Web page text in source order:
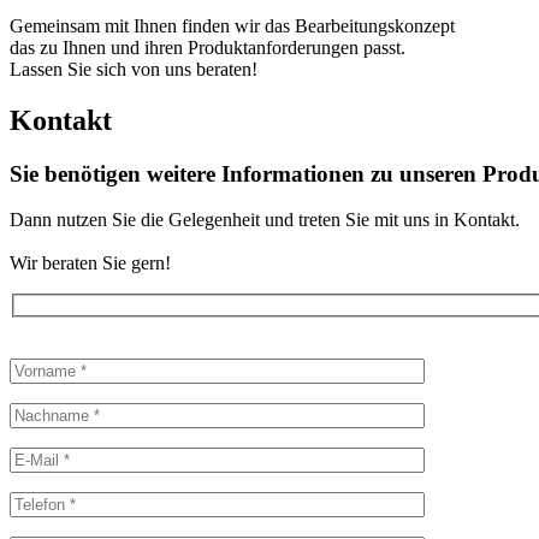
Gemeinsam mit Ihnen finden wir das Bearbeitungskonzept
das zu Ihnen und ihren Produktanforderungen passt.
Lassen Sie sich von uns beraten!
Kontakt
Sie benötigen weitere Informationen zu unseren
Dann nutzen Sie die Gelegenheit und treten Sie mit uns in Kontakt.
Wir beraten Sie gern!
lasse
Feld
leer.